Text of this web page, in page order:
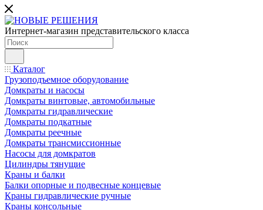
Интернет-магазин представительского класса
Каталог
Грузоподъемное оборудование
Домкраты и насосы
Домкраты винтовые, автомобильные
Домкраты гидравлические
Домкраты подкатные
Домкраты реечные
Домкраты трансмиссионные
Насосы для домкратов
Цилиндры тянущие
Краны и балки
Балки опорные и подвесные концевые
Краны гидравлические ручные
Краны консольные